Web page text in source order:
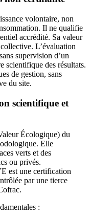
volontaire, non
Il ne qualifie
accrédité. Sa valeur
L’évaluation
supervision d’un
scientifique des résultats.
de gestion, sans
du site.
scientifique et
Écologique) du
Elle
verts et des
ou privés.
est une certification
par une tierce
: